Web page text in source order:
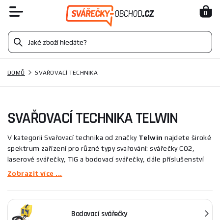
0
DOMŮ SVAŘOVACÍ TECHNIKA
SVAŘOVACÍ TECHNIKA TELWIN
V kategorii Svařovací technika od značky Telwin najdete široké
spektrum zařízení pro různé typy svařování: svářečky CO2,
laserové svářečky, TIG a bodovací svářečky, dále příslušenství
jako plynové trysky nebo cívky drátu. Tyto stroje slouží k
pokrývají potřeby pro profesionální i hobby použití.
Tato kategorie se vyznačuje zařazením širokého spektra
Zobrazit více ...
Bodovací svářečky